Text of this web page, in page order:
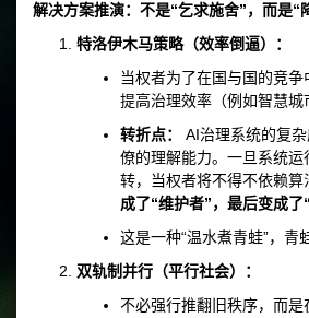
解决方案推演：不是“乞求施舍”，而是“
特洛伊木马策略（效率倒逼）：
当权者为了在国与国的竞
提高治理效率（例如智慧城
转折点：
AI治理系统的复
僚的理解能力。一旦系统
转，当权者将不得不依赖算
成了“维护者”，最后变成了
这是一种“温水煮青蛙”，青
双轨制并行（平行社会）：
不必强行推翻旧秩序，而